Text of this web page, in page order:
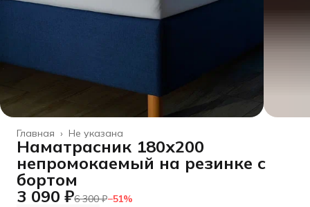
Не указана
Главная ›
Наматрасник 180х200
непромокаемый на резинке с
бортом
3 090 ₽6 300 ₽−51%